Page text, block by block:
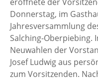
Donnerstag, im
Jahresversammlung
Salching-Oberpiebing.
Neuwahlen der
Josef Ludwig aus
zum Vorsitzenden.